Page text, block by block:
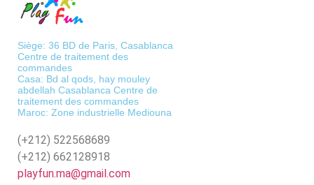
Siège: 36 BD de Paris, Casablanca
Centre de traitement des
commandes
Casa: Bd al qods, hay mouley
abdellah Casablanca Centre de
traitement des commandes
Maroc: Zone industrielle Mediouna
(+212) 522568689
(+212) 662128918
playfun.ma@gmail.com